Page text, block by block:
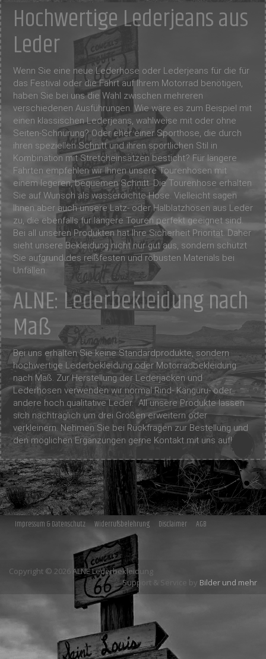
Hochwertige Lederjeans aus
Leder
Wenn Sie eine neue Lederhose oder Lederjeans für die für
das Festival oder die Fahrt auf Ihrem Motorrad benötigen,
haben Sie bei uns die Wahl zwischen mehreren
verschiedenen Ausführungen. Wie wäre es zum Beispiel mit
einen klassischen Lederjeans, wahlweise mit oder ohne
Seiten-Schnürung? Oder eher einer Sporthose, die durch
ihren speziellen Schnitt und ihren sportlichen Stil in
Kombination mit Stretcheinsätzen besticht? Für längere
Fahrten empfehlen wir Ihnen unsere Tourenhosen mit
einem legeren, bequemen Schnitt. Die Tourenhose erhalten
Sie auf Wunsch als wasserdichte Hose. Vielleicht sagen
Ihnen aber auch unsere Latz- oder Halblatzhosen aus Leder
zu, die ebenfalls für längere Touren perfekt geeignet sind.
Bei all unseren Produkten hat Ihre Sicherheit Priorität. Daher
sieht unsere Bekleidung nicht nur gut aus, sondern schützt
Sie aufgrund des reißfesten und robusten Materials bei
Unfällen.
ALNE: Lederbekleidung nach
Maß
Bei uns erhalten Sie keine Standardprodukte, sondern
hochwertige Lederbekleidung oder Motorradbekleidung
nach Maß. Zur Herstellung der Lederjacken und
Lederhosen verwenden wir normal Rind- Känguru- oder
andere hoch qualitative Leder. All unsere Produkte lassen
sich nachträglich um drei Größen erweitern oder
verkleinern. Nehmen Sie bei Rückfragen zur Bestellung und
den möglichen Ergänzungen gerne Kontakt mit uns auf!
Impressum & Datenschutz Widerrufsbelehrung Disclaimer AGB
Copyright © 2026 ALNE Lederbekleidung
Support & Service by Bilder und mehr